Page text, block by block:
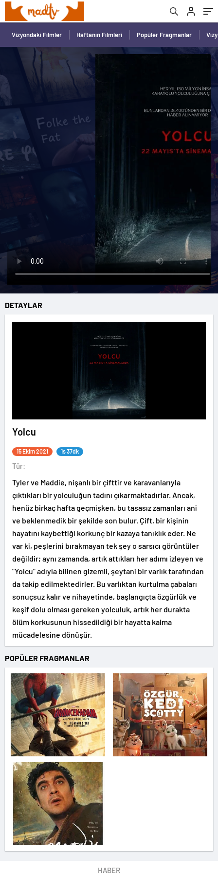
Vizyondaki Filmler Haftanın Filmleri Popüler Fragmanlar
DETAYLAR
Yolcu
15 Ekim 2021 1s 37dk
Tür:
Tyler ve Maddie, nişanlı bir çifttir ve karavanlarıyla
çıktıkları bir yolculuğun tadını çıkarmaktadırlar. Ancak,
henüz birkaç hafta geçmişken, bu tasasız zamanları ani
ve beklenmedik bir şekilde son bulur. Çift, bir kişinin
hayatını kaybettiği korkunç bir kazaya tanıklık eder. Ne
var ki, peşlerini bırakmayan tek şey o sarsıcı görüntüler
değildir; aynı zamanda, artık attıkları her adımı izleyen ve
"Yolcu" adıyla bilinen gizemli, şeytani bir varlık tarafından
da takip edilmektedirler. Bu varlıktan kurtulma çabaları
sonuçsuz kalır ve nihayetinde, başlangıçta özgürlük ve
keşif dolu olması gereken yolculuk, artık her durakta
ölüm korkusunun hissedildiği bir hayatta kalma
mücadelesine dönüşür.
POPÜLER FRAGMANLAR
HABER